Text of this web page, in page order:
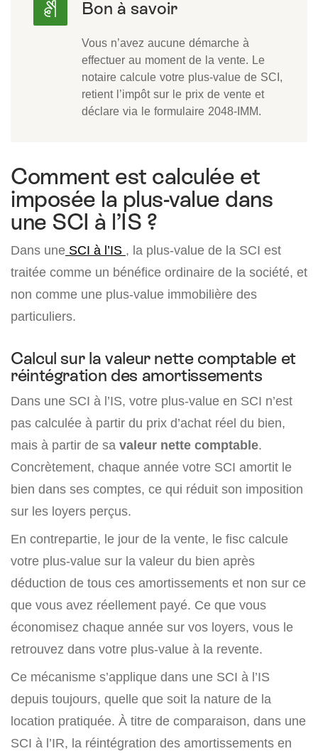
Vous n’avez aucune démarche à
effectuer au moment de la vente. Le
notaire calcule votre plus-value de SCI,
retient l’impôt sur le prix de vente et
déclare via le formulaire 2048-IMM.
Comment est calculée et
imposée la plus-value dans
une SCI à l’IS ?
Dans une SCI à l’IS , la plus-value de la SCI est
traitée comme un bénéfice ordinaire de la société, et
non comme une plus-value immobilière des
particuliers.
Calcul sur la valeur nette comptable et
réintégration des amortissements
Dans une SCI à l’IS, votre plus-value en SCI n’est
pas calculée à partir du prix d’achat réel du bien,
mais à partir de sa valeur nette comptable.
Concrètement, chaque année votre SCI amortit le
bien dans ses comptes, ce qui réduit son imposition
sur les loyers perçus.
En contrepartie, le jour de la vente, le fisc calcule
votre plus-value sur la valeur du bien après
déduction de tous ces amortissements et non sur ce
que vous avez réellement payé. Ce que vous
économisez chaque année sur vos loyers, vous le
retrouvez dans votre plus-value à la revente.
Ce mécanisme s’applique dans une SCI à l’IS
depuis toujours, quelle que soit la nature de la
location pratiquée. À titre de comparaison, dans une
SCI à l’IR, la réintégration des amortissements en